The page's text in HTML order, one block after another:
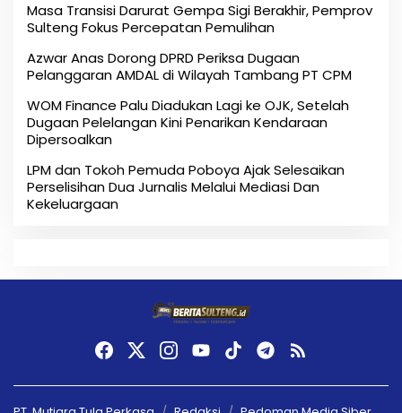
Masa Transisi Darurat Gempa Sigi Berakhir, Pemprov
Sulteng Fokus Percepatan Pemulihan
Azwar Anas Dorong DPRD Periksa Dugaan
Pelanggaran AMDAL di Wilayah Tambang PT CPM
‎WOM Finance Palu Diadukan Lagi ke OJK, Setelah
Dugaan Pelelangan Kini Penarikan Kendaraan
Dipersoalkan ‎
LPM dan Tokoh Pemuda Poboya Ajak Selesaikan
Perselisihan Dua Jurnalis Melalui Mediasi Dan
Kekeluargaan